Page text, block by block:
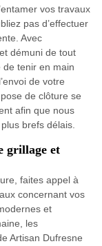
vos travaux
pas d’effectuer
Avec
démuni de tout
tenir en main
de votre
de clôture se
afin que nous
brefs délais.
grillage et
faites appel à
concernant vos
et
les
Artisan Dufresne